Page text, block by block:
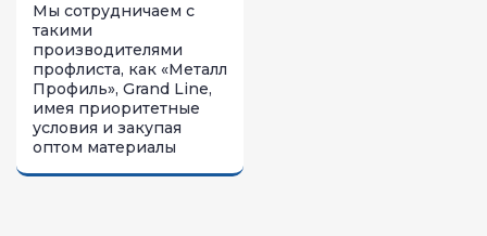
Мы сотрудничаем с
такими
производителями
профлиста, как «Металл
Профиль», Grand Line,
имея приоритетные
условия и закупая
оптом материалы